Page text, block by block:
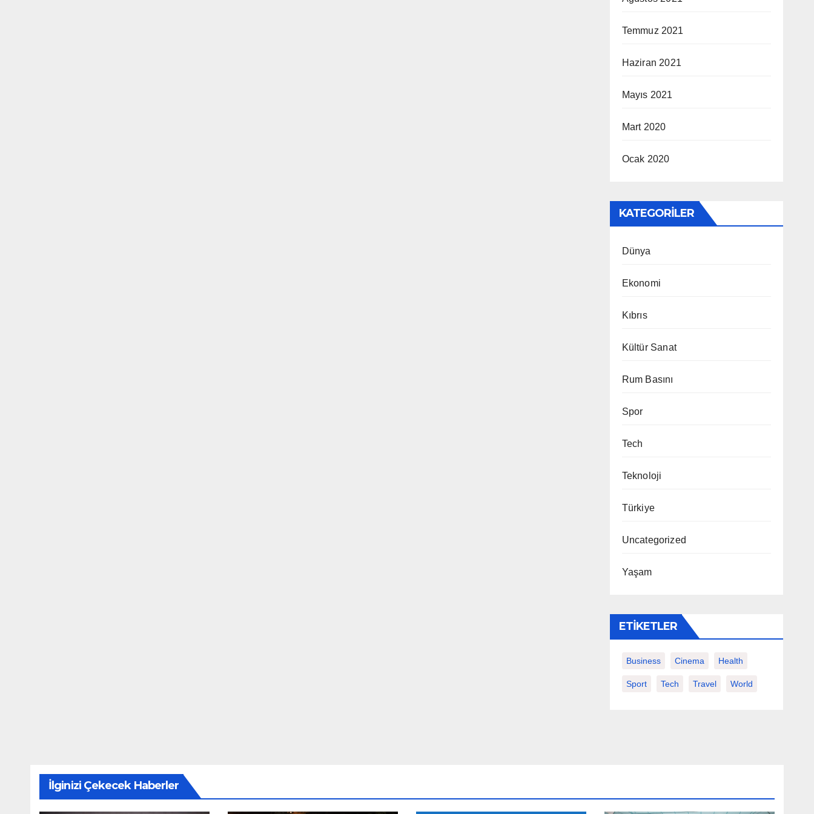
Temmuz 2021
Haziran 2021
Mayıs 2021
Mart 2020
Ocak 2020
KATEGORILER
Dünya
Ekonomi
Kıbrıs
Kültür Sanat
Rum Basını
Spor
Tech
Teknoloji
Türkiye
Uncategorized
Yaşam
ETIKETLER
Business Cinema Health
Sport Tech Travel World
İlginizi Çekecek Haberler